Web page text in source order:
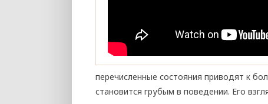
перечисленные состояния приводят к
становится грубым в поведении. Его